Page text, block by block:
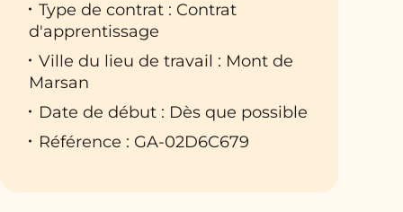
Type de contrat : Contrat
d'apprentissage
Ville du lieu de travail : Mont de
Marsan
Date de début : Dès que possible
Référence : GA-02D6C679